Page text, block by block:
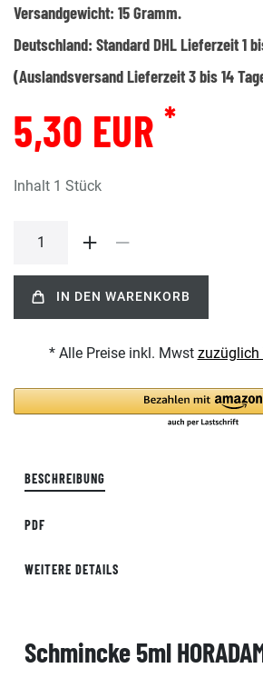
Versandgewicht: 15Gramm.
Deutschland: Standard DHL Lieferzeit 1
(Auslandsversand Lieferzeit 3 bis 14
5,30 EUR *
Inhalt 1 Stück
IN DEN WARENKORB
* Alle Preise inkl. Mwst zuzüglich
BESCHREIBUNG
PDF
WEITERE DETAILS
Schmincke 5ml